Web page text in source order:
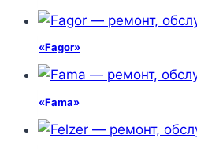
«Fagor»
«Fama»